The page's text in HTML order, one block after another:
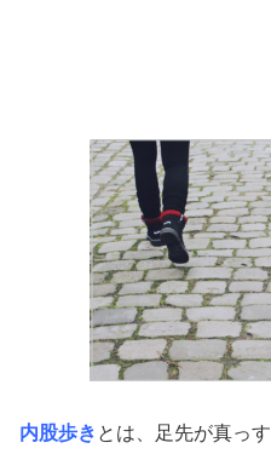
内股歩き とは、足先が真っ